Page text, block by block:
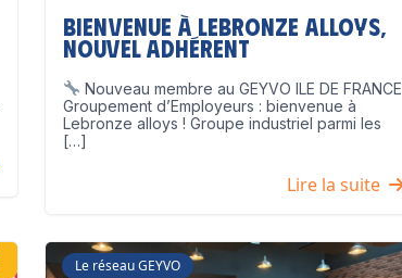
Bienvenue à Lebronze Alloys,
nouvel adhérent
Nouveau membre au GEYVO ILE DE FRANCE
Groupement d’Employeurs : bienvenue à
Lebronze alloys ! Groupe industriel parmi les
[…]
Lire la suite
Le réseau GEYVO